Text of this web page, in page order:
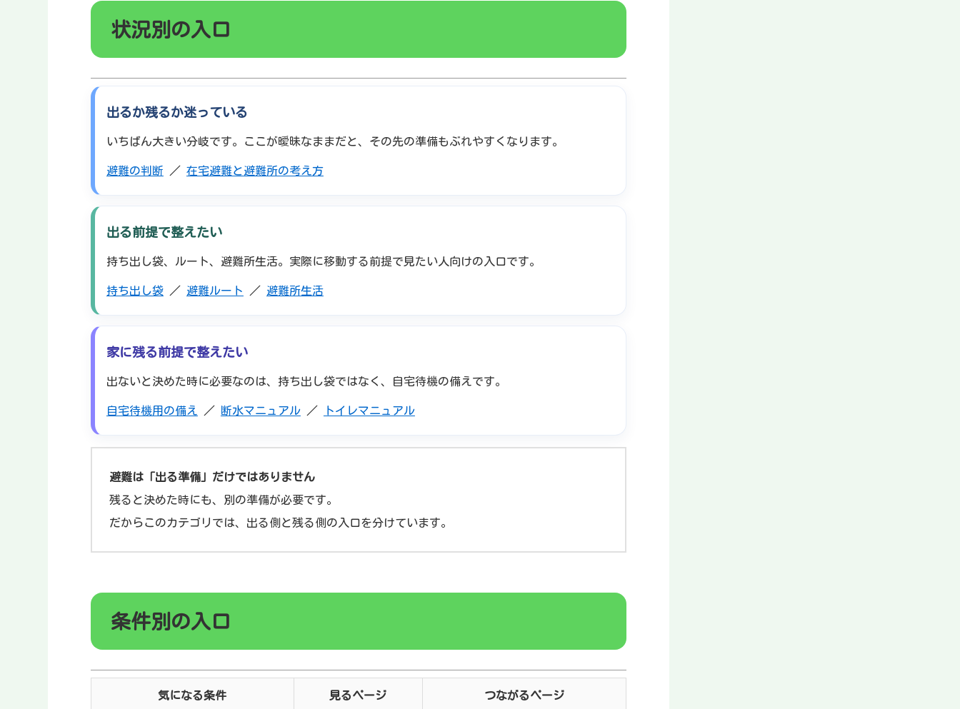
状況別の入口
出るか残るか迷っている
いちばん大きい分岐です。ここが曖昧なままだと、その先の準備もぶれやすくなります。
避難の判断 ／ 在宅避難と避難所の考え方
出る前提で整えたい
持ち出し袋、ルート、避難所生活。実際に移動する前提で見たい人向けの入口です。
持ち出し袋／ 避難ルート ／ 避難所生活
家に残る前提で整えたい
出ないと決めた時に必要なのは、持ち出し袋ではなく、自宅待機の備えです。
自宅待機用の備え ／ 断水マニュアル／ トイレマニュアル
避難は「出る準備」だけではありません
残ると決めた時にも、別の準備が必要です。
だからこのカテゴリでは、出る側と残る側の入口を分けています。
条件別の入口
気になる条件 見るページ つながるページ